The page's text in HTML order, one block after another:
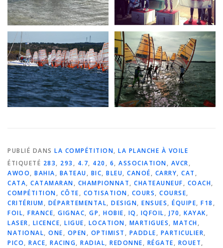
PUBLIÉ DANS LA COMPÉTITION, LA PLANCHE À VOILE
ÉTIQUETÉ 283, 293, 4.7, 420, 6, ASSOCIATION, AVCR,
AWOO, BAHIA, BATEAU, BIC, BLEU, CANOÉ, CARRY, CAT,
CATA, CATAMARAN, CHAMPIONNAT, CHATEAUNEUF, COACH,
COMPÉTITION, CÔTE, COTISATION, COURS, COURSE,
CRITÉRIUM, DÉPARTEMENTAL, DESIGN, ENSUES, ÉQUIPE, F18,
FOIL, FRANCE, GIGNAC, GP, HOBIE, IQ, IQFOIL, J70, KAYAK,
LASER, LICENCE, LIGUE, LOCATION, MARTIGUES, MATCH,
NATIONAL, ONE, OPEN, OPTIMIST, PADDLE, PARTICULIER,
PICO, RACE, RACING, RADIAL, REDONNE, RÉGATE, ROUET,